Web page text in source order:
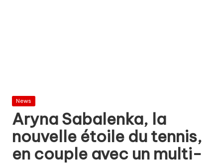
Posted
News
Aryna Sabalenka, la
nouvelle étoile du tennis,
en couple avec un multi-